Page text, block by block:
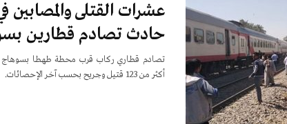
عشرات القتلى والمصابين
حادث تصادم قطارين
تصادم قطاري ركاب قرب محطة طهطا
أكثر من 123 قتيل وجريح بحسب آخر الإحصائات.